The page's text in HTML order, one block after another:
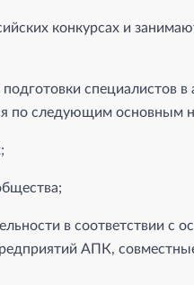
конкурсах и
специалистов
по следующим основным
в соответствии с
АПК,